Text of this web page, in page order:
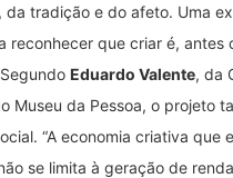
da tradição e do afeto. Uma
reconhecer que criar é, antes
Eduardo Valente, da
Museu da Pessoa, o projeto
“A economia criativa que
se limita à geração de